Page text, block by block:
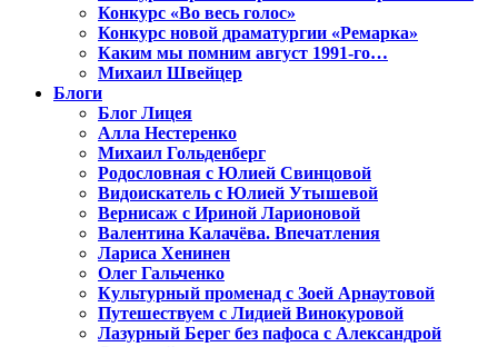
Конкурс «Во весь голос»
Конкурс новой драматургии «Ремарка»
Каким мы помним август 1991-го…
Михаил Швейцер
Блоги
Блог Лицея
Алла Нестеренко
Михаил Гольденберг
Родословная с Юлией Свинцовой
Видоискатель с Юлией Утышевой
Вернисаж с Ириной Ларионовой
Валентина Калачёва. Впечатления
Лариса Хенинен
Олег Гальченко
Культурный променад с Зоей Арнаутовой
Путешествуем с Лидией Винокуровой
Лазурный Берег без пафоса с Александрой